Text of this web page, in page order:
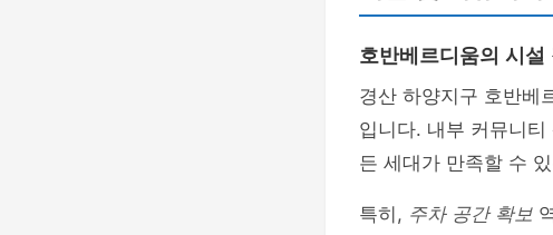
호반베르디움의 시설
경산 하양지구 호반베
입니다. 내부 커뮤니
든 세대가 만족할 수
특히, 주차 공간 확보